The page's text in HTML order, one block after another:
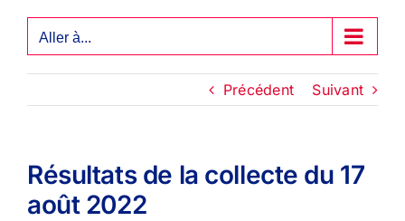
Aller à...
Précédent Suivant
Résultats de la collecte du 17
août 2022